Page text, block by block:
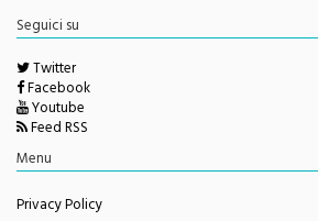
redazione@monrealepress.it
Seguici su
Twitter
Facebook
Youtube
Feed RSS